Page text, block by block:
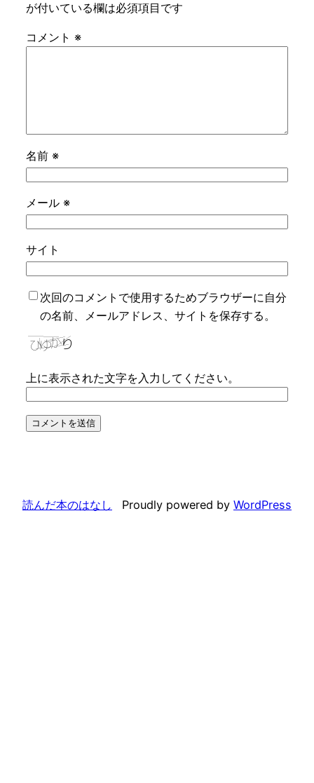
が付いている欄は必須項目です
コメント ※
名前 ※
メール ※
サイト
次回のコメントで使用するためブラウザーに自分
の名前、メールアドレス、サイトを保存する。
上に表示された文字を入力してください。
読んだ本のはなし Proudly powered by WordPress